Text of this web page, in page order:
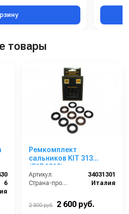
товары
6
Ремкомплект
сальников KIT 313
(E1D1813)
Артикул:
34031301
Страна-производитель:
Италия
2 800 руб. 2 600 руб.